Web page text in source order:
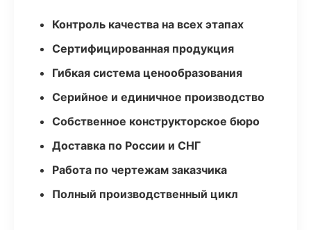
Контроль качества на всех этапах
Сертифицированная продукция
Гибкая система ценообразования
Серийное и единичное производство
Собственное конструкторское бюро
Доставка по России и СНГ
Работа по чертежам заказчика
Полный производственный цикл